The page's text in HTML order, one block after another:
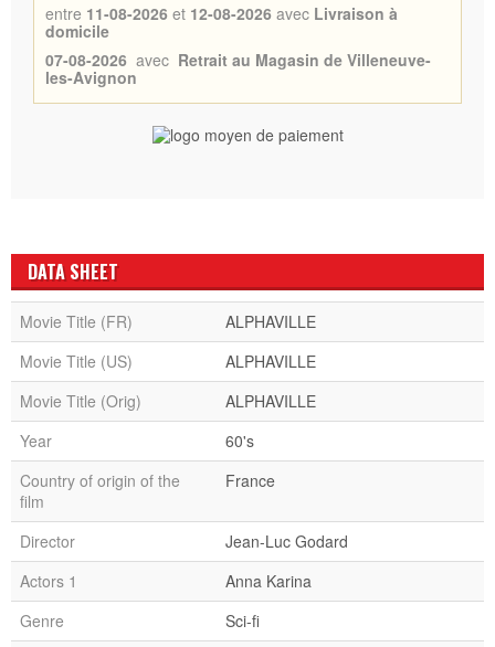
entre 11-08-2026 et 12-08-2026 avec Livraison à
domicile
07-08-2026 avec Retrait au Magasin de Villeneuve-
les-Avignon
DATA SHEET
Movie Title (FR)
ALPHAVILLE
Movie Title (US)
ALPHAVILLE
Movie Title (Orig)
ALPHAVILLE
Year
60's
Country of origin of the
film
France
Director
Jean-Luc Godard
Actors 1
Anna Karina
Genre
Sci-fi